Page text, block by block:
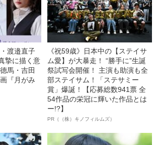
渡邉直子
摯に描く意
馬・吉田
『月がみ
《祝59歳》日本中の【ステイサ
ム愛】が大暴走！ “勝手に”生誕
祭試写会開催！ 主演も助演も全
部ステイサム！「ステサミー
賞」爆誕！【応募総数941票 全
54作品の栄冠に輝いた作品とは
ー!?】
PR（（株）キノフィルムズ）